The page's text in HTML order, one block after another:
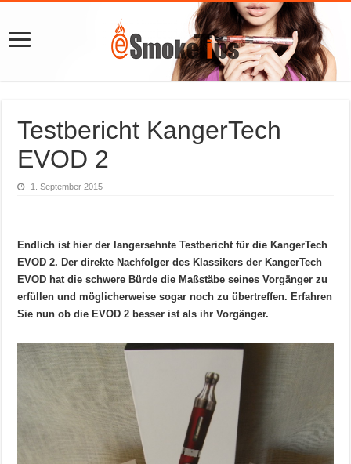
Testbericht KangerTech
EVOD 2
1. September 2015
Endlich ist hier der langersehnte Testbericht für die KangerTech
EVOD 2. Der direkte Nachfolger des Klassikers der KangerTech
EVOD hat die schwere Bürde die Maßstäbe seines Vorgänger zu
erfüllen und möglicherweise sogar noch zu übertreffen. Erfahren
Sie nun ob die EVOD 2 besser ist als ihr Vorgänger.